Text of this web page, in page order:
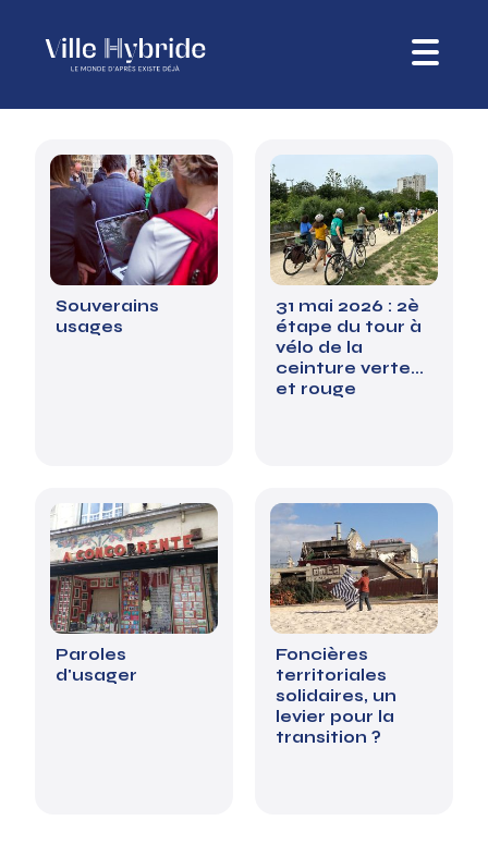
Souverains
usages
31 mai 2026 : 2è
étape du tour à
vélo de la
ceinture verte...
et rouge
Paroles
d'usager
Foncières
territoriales
solidaires, un
levier pour la
transition ?